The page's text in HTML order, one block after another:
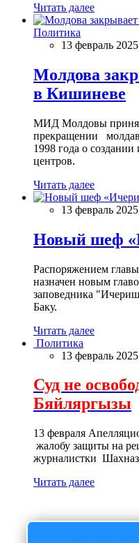
Читать далее
Политика
13 февраль
Молдова
в Кишиневе
МИД Молдовы
прекращении
1998 года о
центров.
Читать далее
13 февраль
Новый шеф
Распоряжением
назначен новым
заповедника
Баку.
Читать далее
Политика
13 февраль
Суд не
Бяйляргызы
13 февраля
жалобу защиты на
журналистки
Читать далее